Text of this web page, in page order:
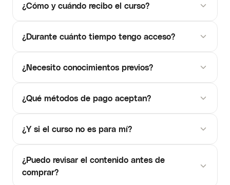
¿Cómo y cuándo recibo el curso?
¿Durante cuánto tiempo tengo acceso?
¿Necesito conocimientos previos?
¿Qué métodos de pago aceptan?
¿Y si el curso no es para mí?
¿Puedo revisar el contenido antes de
comprar?